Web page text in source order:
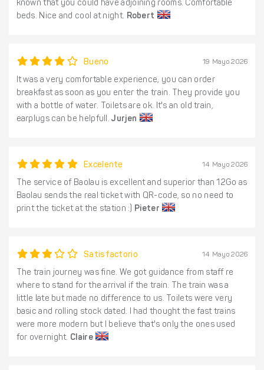
known that you could have adjoining rooms. Comfortable
beds. Nice and cool at night. Robert
Bueno 19 Mayo 2026
It was a very comfortable experience, you can order
breakfast as soon as you enter the train. They provide you
with a bottle of water. Toilets are ok. It's an old train,
earplugs can be helpfull.Jurjen
Excelente 14 Mayo 2026
The service of Baolau is excellent and superior than 12Go as
Baolau sends the real ticket with QR-code, so no need to
print the ticket at the station :) Pieter
Satisfactorio 14 Mayo 2026
The train journey was fine. We got guidance from staff re
where to stand for the arrival if the train. The train was a
little late but made no difference to us. Toilets were very
basic and rolling stock dated. I had thought the fast trains
were more modern but I believe that's only the ones used
for overnight. Claire